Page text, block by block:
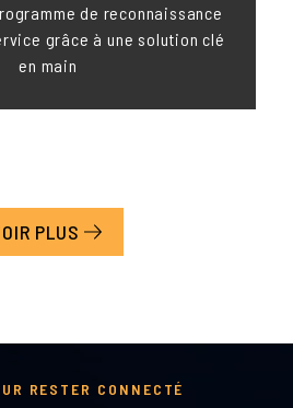
de reconnaissance
grâce à une solution clé
en main
PLUS
RESTER CONNECTÉ